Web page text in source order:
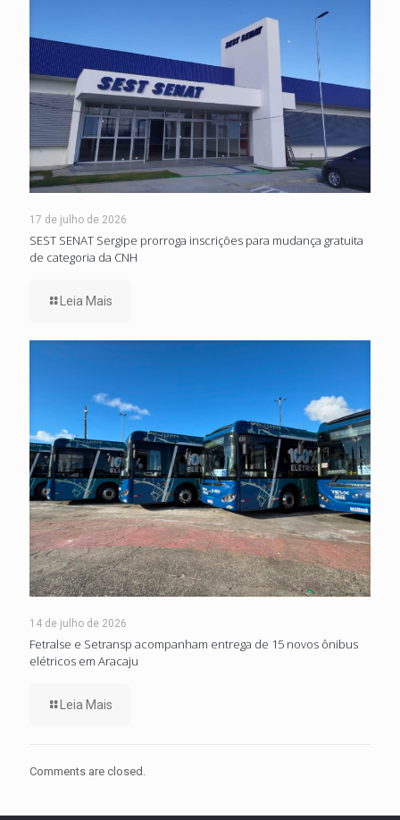
17 de julho de 2026
SEST SENAT Sergipe prorroga inscrições para mudança gratuita
de categoria da CNH
Leia Mais
14 de julho de 2026
Fetralse e Setransp acompanham entrega de 15 novos ônibus
elétricos em Aracaju
Leia Mais
Comments are closed.